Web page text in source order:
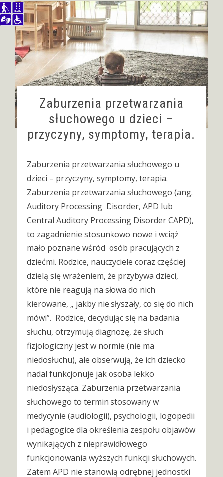
Zaburzenia przetwarzania
słuchowego u dzieci –
przyczyny, symptomy, terapia.
Zaburzenia przetwarzania słuchowego u
dzieci – przyczyny, symptomy, terapia.
Zaburzenia przetwarzania słuchowego (ang.
Auditory Processing Disorder, APD lub
Central Auditory Processing Disorder CAPD),
to zagadnienie stosunkowo nowe i wciąż
mało poznane wśród osób pracujących z
dziećmi. Rodzice, nauczyciele coraz częściej
dzielą się wrażeniem, że przybywa dzieci,
które nie reagują na słowa do nich
kierowane, „ jakby nie słyszały, co się do nich
mówi”. Rodzice, decydując się na badania
słuchu, otrzymują diagnozę, że słuch
fizjologiczny jest w normie (nie ma
niedosłuchu), ale obserwują, że ich dziecko
nadal funkcjonuje jak osoba lekko
niedosłysząca. Zaburzenia przetwarzania
słuchowego to termin stosowany w
medycynie (audiologii), psychologii, logopedii
i pedagogice dla określenia zespołu objawów
wynikających z nieprawidłowego
funkcjonowania wyższych funkcji słuchowych.
Zatem APD nie stanowią odrębnej jednostki